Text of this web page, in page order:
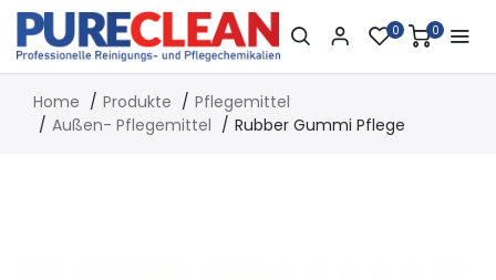
0 0
Home Produkte
Pflegemittel
Außen- Pflegemittel
Rubber Gummi Pflege